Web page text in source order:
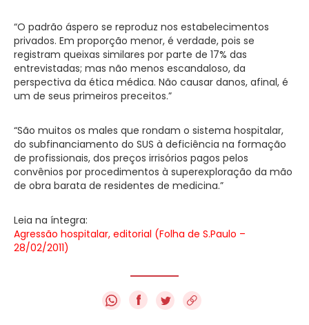
“O padrão áspero se reproduz nos estabelecimentos
privados. Em proporção menor, é verdade, pois se
registram queixas similares por parte de 17% das
entrevistadas; mas não menos escandaloso, da
perspectiva da ética médica. Não causar danos, afinal, é
um de seus primeiros preceitos.”
“São muitos os males que rondam o sistema hospitalar,
do subfinanciamento do SUS à deficiência na formação
de profissionais, dos preços irrisórios pagos pelos
convênios por procedimentos à superexploração da mão
de obra barata de residentes de medicina.”
Leia na íntegra:
Agressão hospitalar, editorial (Folha de S.Paulo –
28/02/2011)
f